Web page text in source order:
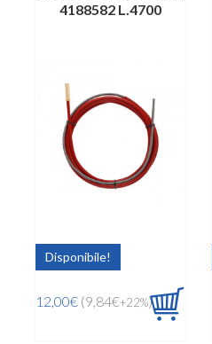
4188582 L.4700
Disponibile!
12,00€ (9,84€+22%)